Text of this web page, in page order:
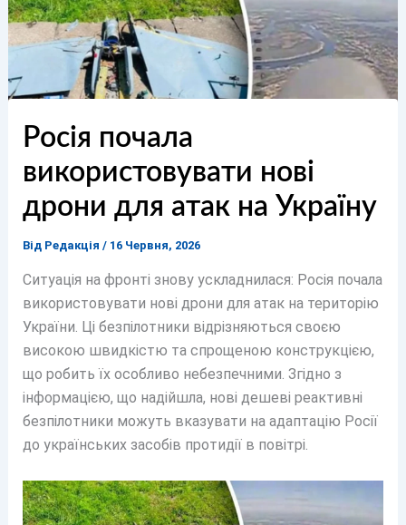
Росія почала
використовувати нові
дрони для атак на Україну
Від Редакція / 16 Червня, 2026
Ситуація на фронті знову ускладнилася: Росія почала
використовувати нові дрони для атак на територію
України. Ці безпілотники відрізняються своєю
високою швидкістю та спрощеною конструкцією,
що робить їх особливо небезпечними. Згідно з
інформацією, що надійшла, нові дешеві реактивні
безпілотники можуть вказувати на адаптацію Росії
до українських засобів протидії в повітрі.